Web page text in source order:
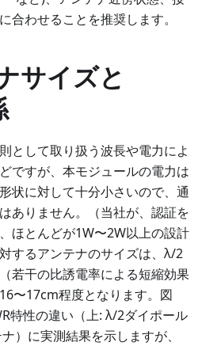
合わせることを推奨します。
サイズと
として取り扱う波長や電力によ
ですが、本モジュールの電力は
状に対して十分小さいので、通
ありません。（当社が、認証を
ほとんどが1W〜2W以上の設計
するアンテナのサイズは、λ/2
若干の比誘電率による短縮効果
〜17cm程度となります。図
特性の違い（上: λ/2ダイポール
）に実測結果を示しますが、